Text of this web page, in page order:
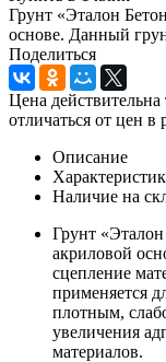
Грунт «Эталон
основе. Данный
Поделиться
Цена
отличаться от цен
Описание
Наличие на
Грунт «Эталон
акриловой
сцепление
применяется
плотным,
увеличения
материалов.